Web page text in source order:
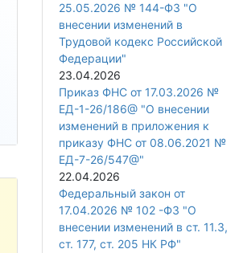
25.05.2026 № 144-ФЗ "О
внесении изменений в
Трудовой кодекс Российской
Федерации"
23.04.2026
Приказ ФНС от 17.03.2026 №
ЕД-1-26/186@ "О внесении
изменений в приложения к
приказу ФНС от 08.06.2021 №
ЕД-7-26/547@"
22.04.2026
Федеральный закон от
17.04.2026 № 102 -ФЗ "О
внесении изменений в ст. 11.3,
ст. 177, ст. 205 НК РФ"